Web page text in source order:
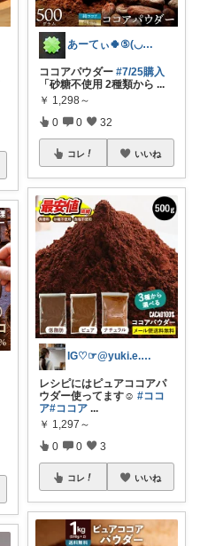
あーてぃ🍀⑤(◡‿◡ฺ✿)
ココアパウダー#7/25購入
「砂糖不使用 2種類から ...
￥ 1,298～
0 0 32
コレ いいね
IG♡☞@yuki.e.615
レシピにはピュアココアパ
ウダー使ってます☺️#ココ
ア#ココア ...
￥ 1,297～
0 0 3
コレ いいね